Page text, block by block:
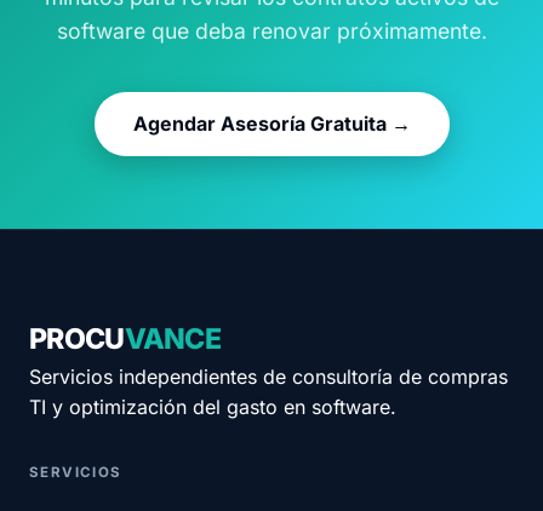
software que deba renovar próximamente.
Agendar Asesoría Gratuita →
PROCUVANCE
Servicios independientes de consultoría de compras
TI y optimización del gasto en software.
SERVICIOS